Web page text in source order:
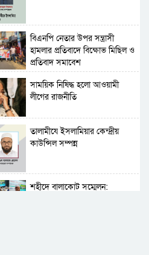
বিএনপি নেতার উপর সন্ত্রাসী
হামলার প্রতিবাদে বিক্ষোভ মিছিল ও
প্রতিবাদ সমাবেশ
সাময়িক নিষিদ্ধ হলো আওয়ামী
লীগের রাজনীতি
‎তালামীযে ইসলামিয়ার কেন্দ্রীয়
কাউন্সিল সম্পন্ন
শহীদে বালাকোট সম্মেলন: